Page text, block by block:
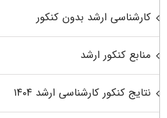
کارشناسی ارشد بدون کنکور
منابع کنکور ارشد
نتایج کنکور کارشناسی ارشد ۱۴۰۴